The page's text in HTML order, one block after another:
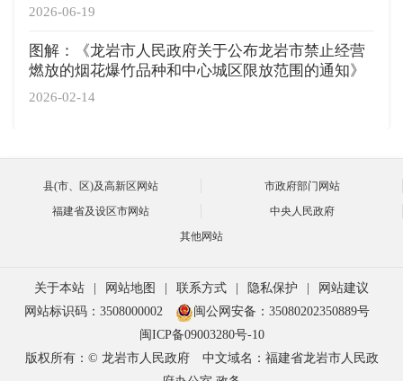
2026-06-19
2026-02-14
图解：《龙岩市人民政府关于公布龙岩市禁止经营
燃放的烟花爆竹品种和中心城区限放范围的通知》
县(市、区)及高新区网站
市政府部门网站
福建省及设区市网站
中央人民政府
其他网站
关于本站 | 网站地图 | 联系方式 | 隐私保护 |
网站建议
网站标识码：3508000002
闽公网安备：35080202350889号
闽ICP备09003280号-10
版权所有：© 龙岩市人民政府
中文域名：福建省龙岩市人民政